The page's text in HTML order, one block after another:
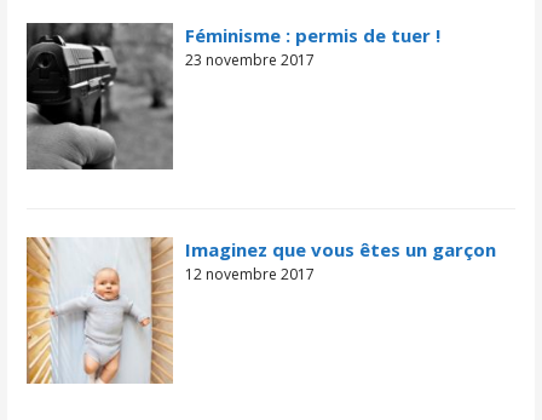
Féminisme : permis de tuer !
23 novembre 2017
Imaginez que vous êtes un garçon
12 novembre 2017